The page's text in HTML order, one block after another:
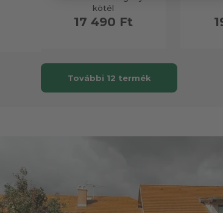
kötél
17 490 Ft
További 12 termék